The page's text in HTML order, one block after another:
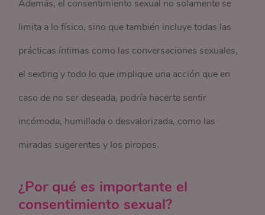
Además, el consentimiento sexual no solamente se
limita a lo físico, sino que también incluye todas las
prácticas íntimas como las conversaciones sexuales,
el sexting y todo lo que implique una acción que en
caso de no ser deseada, podría hacerte sentir
incómoda, humillada o desvalorizada, como las
miradas sugerentes y los piropos.
¿Por qué es importante el
consentimiento sexual?